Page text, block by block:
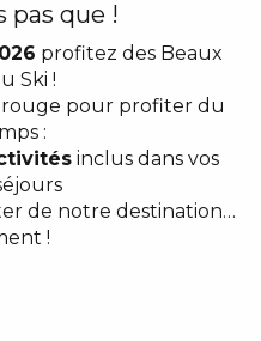
pas que !
profitez des Beaux
Ski !
pour profiter du
:
inclus dans vos
de notre destination…
!